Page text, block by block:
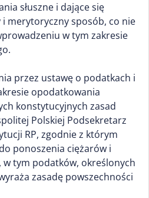
słuszne i dające się
merytoryczny sposób, co nie
w tym zakresie
przez ustawę o podatkach i
opodatkowania
konstytucyjnych zasad
Polskiej Podsekretarz
RP, zgodnie z którym
ponoszenia ciężarów i
tym podatków, określonych
zasadę powszechności